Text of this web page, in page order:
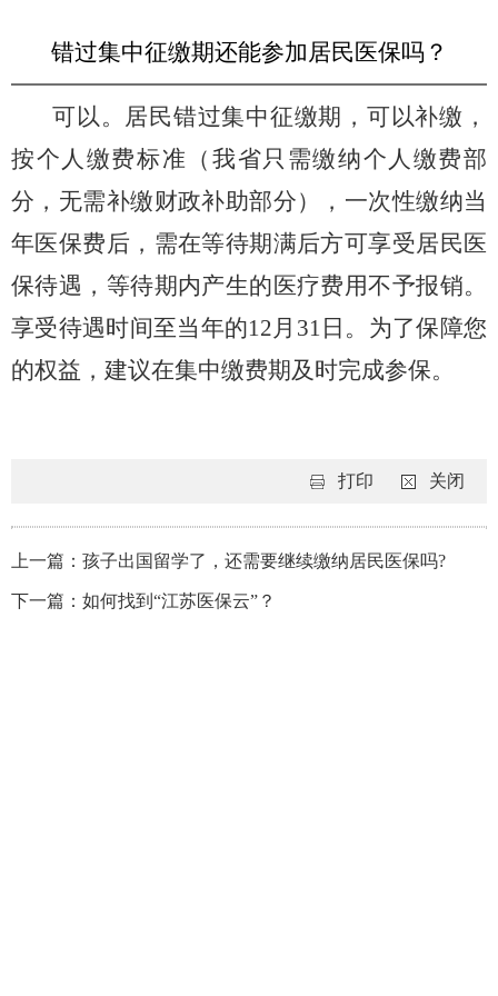
错过集中征缴期还能参加居民医保吗？
可以。居民错过集中征缴期，可以补缴，
按个人缴费标准（我省只需缴纳个人缴费部
分，无需补缴财政补助部分），一次性缴纳当
年医保费后，需在等待期满后方可享受居民医
保待遇，等待期内产生的医疗费用不予报销。
享受待遇时间至当年的12月 31 日。为了保障您
的权益，建议在集中缴费期及时完成参保。
打印 关闭
上一篇：孩子出国留学了，还需要继续缴纳居民医保吗?
下一篇：如何找到“江苏医保云”？